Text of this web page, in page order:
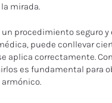
mirada.
procedimiento seguro y
puede conllevar
aplica correctamente.
es fundamental para